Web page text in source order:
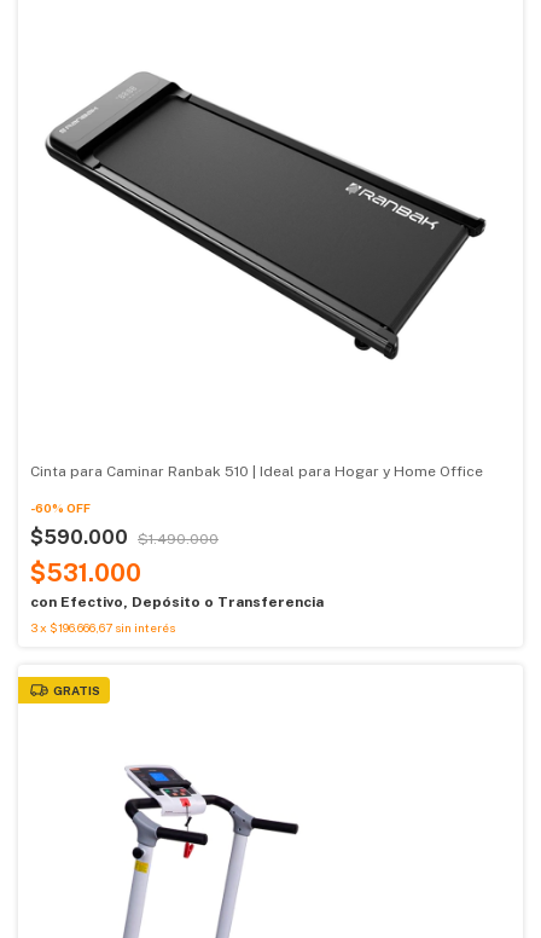
Cinta para Caminar Ranbak 510 | Ideal para Hogar y Home Office
-60% OFF
$590.000 $1.490.000
$531.000
con Efectivo, Depósito o Transferencia
3x $196.666,67 sin interés
GRATIS